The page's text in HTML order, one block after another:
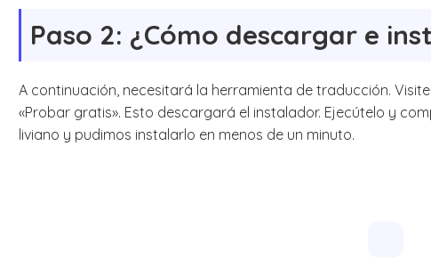
Paso 2: ¿Cómo descargar e
A continuación, necesitará la herramienta de traducción. Visite
«Probar gratis». Esto descargará el instalador. Ejecútelo y
liviano y pudimos instalarlo en menos de un minuto.